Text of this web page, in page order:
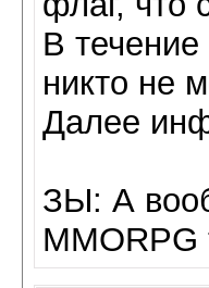
В течение
никто не
Далее
ЗЫ: А